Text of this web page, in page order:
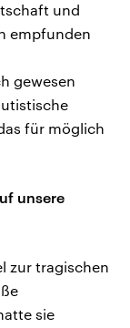
und
empfunden
gewesen
für möglich
unsere
zur tragischen
sie